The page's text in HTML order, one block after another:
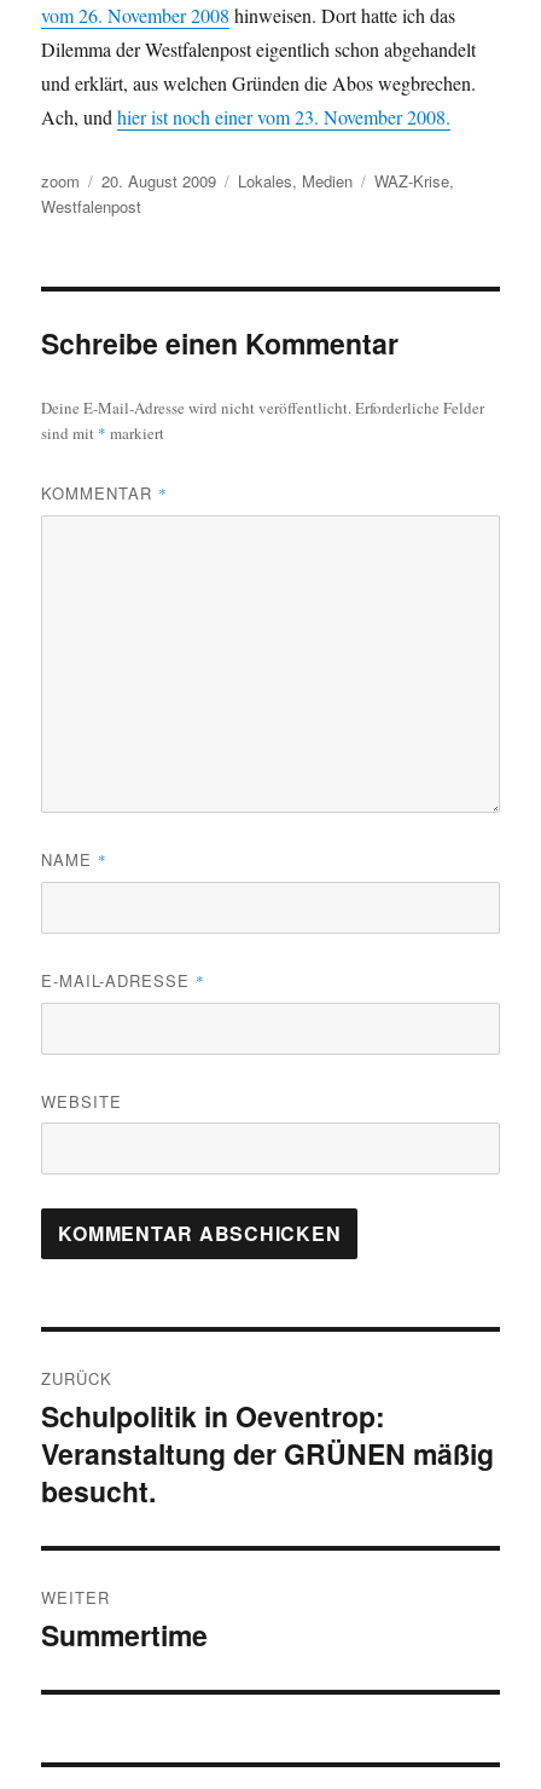
vom 26. November 2008 hinweisen. Dort hatte ich das
Dilemma der Westfalenpost eigentlich schon abgehandelt
und erklärt, aus welchen Gründen die Abos wegbrechen.
Ach, undhier ist noch einer vom 23. November 2008.
Autor
zoom
Veröffentlicht
am
20. August 2009 Kategorien
Lokales, Medien Schlagwörter
WAZ-Krise,
Westfalenpost
Schreibe einen Kommentar
Deine E-Mail-Adresse wird nicht veröffentlicht.Erforderliche Felder
sind mit * markiert
KOMMENTAR *
NAME *
E-MAIL-ADRESSE *
WEBSITE
ZURÜCK
Vorheriger
Beitrag:
Schulpolitik in Oeventrop:
Veranstaltung der GRÜNEN mäßig
besucht.
WEITER
Nächster
Summertime